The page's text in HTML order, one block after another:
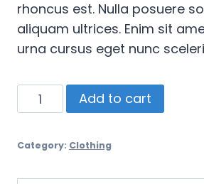
rhoncus est. Nulla posuere
aliquam ultrices. Enim sit
urna cursus eget nunc
Ventum
Wind
quantity
Add to cart
Category: Clothing